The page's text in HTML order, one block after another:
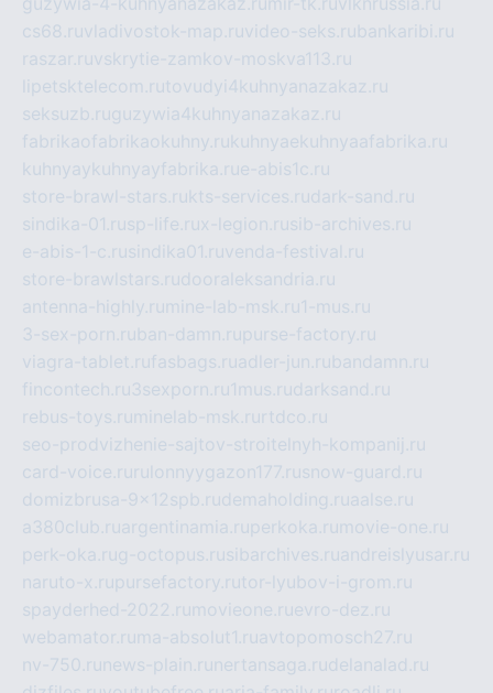
cs68.ruvladivostok-map.ruvideo-seks.rubankaribi.ru
raszar.ruvskrytie-zamkov-moskva113.ru
lipetsktelecom.rutovudyi4kuhnyanazakaz.ru
seksuzb.ruguzywia4kuhnyanazakaz.ru
fabrikaofabrikaokuhny.rukuhnyaekuhnyaafabrika.ru
kuhnyaykuhnyayfabrika.rue-abis1c.ru
store-brawl-stars.rukts-services.rudark-sand.ru
sindika-01.rusp-life.rux-legion.rusib-archives.ru
e-abis-1-c.rusindika01.ruvenda-festival.ru
store-brawlstars.rudooraleksandria.ru
antenna-highly.ru mine-lab-msk.ru1-mus.ru
3-sex-porn.ruban-damn.rupurse-factory.ru
viagra-tablet.rufasbags.ruadler-jun.rubandamn.ru
fincontech.ru3sexporn.ru1mus.rudarksand.ru
rebus-toys.ru minelab-msk.ru rtdco.ru
seo-prodvizhenie-sajtov-stroitelnyh-kompanij.ru
card-voice.ru rulonnyygazon177.rusnow-guard.ru
domizbrusa-9x12spb.rudemaholding.ruaalse.ru
a380club.ruargentinamia.ruperkoka.ru movie-one.ru
perk-oka.rug-octopus.rusibarchives.ruandreislyusar.ru
naruto-x.rupursefactory.rutor-lyubov-i-grom.ru
spayderhed-2022.ru movieone.ruevro-dez.ru
webamator.ru ma-absolut1.ruavtopomosch27.ru
nv-750.ru news-plain.ru nertansaga.rudelanalad.ru